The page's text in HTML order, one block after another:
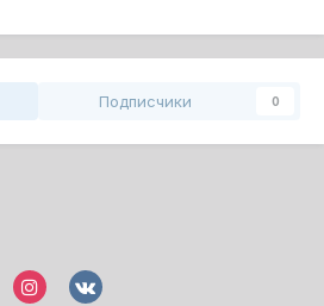
Подписчики 0